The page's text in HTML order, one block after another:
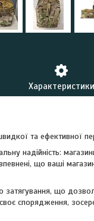
Характеристики
та ефективної
надійність:
що ваші
що
спорядження,